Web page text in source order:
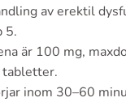
av erektil
5.
är 100 mg,
inom 30–60